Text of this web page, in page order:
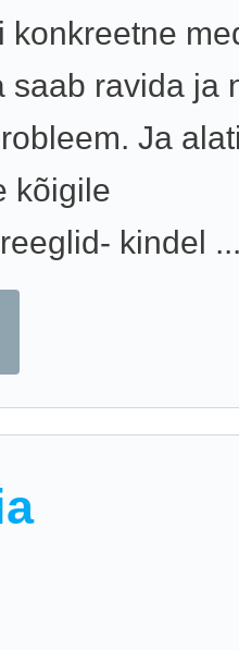
konkreetne
saab ravida ja
Ja
kõigile
kindel